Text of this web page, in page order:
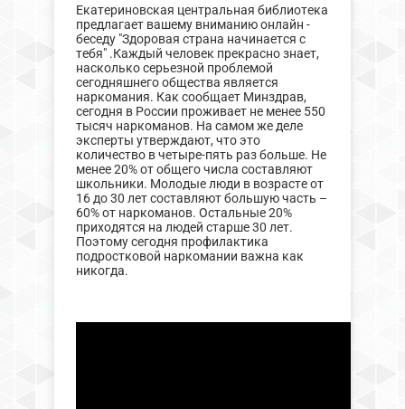
Екатериновская центральная библиотека
предлагает вашему вниманию онлайн -
беседу "Здоровая страна начинается с
тебя" .Каждый человек прекрасно знает,
насколько серьезной проблемой
сегодняшнего общества является
наркомания. Как сообщает Минздрав,
сегодня в России проживает не менее 550
тысяч наркоманов. На самом же деле
эксперты утверждают, что это
количество в четыре-пять раз больше. Не
менее 20% от общего числа составляют
школьники. Молодые люди в возрасте от
16 до 30 лет составляют большую часть –
60% от наркоманов. Остальные 20%
приходятся на людей старше 30 лет.
Поэтому сегодня профилактика
подростковой наркомании важна как
никогда.